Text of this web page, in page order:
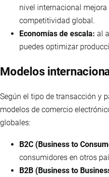
nivel internacional
competitividad global.
Economías de escala: al
puedes optimizar
Modelos
Según el tipo de transacción y
modelos de comercio
globales:
B2C (Business to
consumidores en otros
B2B (Business to